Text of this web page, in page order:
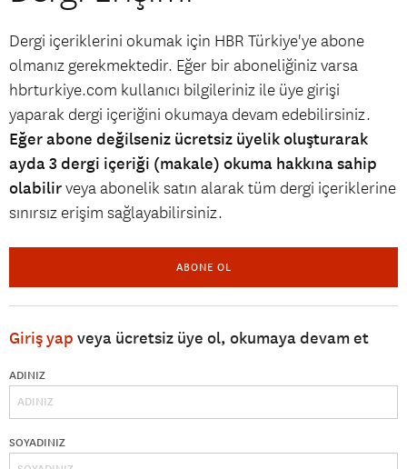
Dergi içeriklerini okumak için HBR Türkiye'ye abone
olmanız gerekmektedir. Eğer bir aboneliğiniz varsa
hbrturkiye.com kullanıcı bilgileriniz ile üye girişi
yaparak dergi içeriğini okumaya devam edebilirsiniz.
Eğer abone değilseniz ücretsiz üyelik oluşturarak
ayda 3 dergi içeriği (makale) okuma hakkına sahip
olabilirveya abonelik satın alarak tüm dergi içeriklerine
sınırsız erişim sağlayabilirsiniz.
ABONE OL
Giriş yap veya ücretsiz üye ol, okumaya devam et
ADINIZ
SOYADINIZ